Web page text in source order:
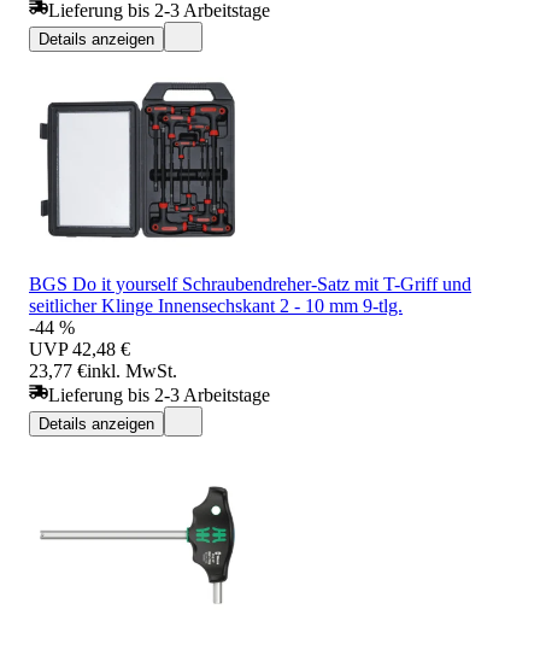
Lieferung bis 2-3 Arbeitstage
Details anzeigen
BGS Do it yourself Schraubendreher-Satz mit T-Griff und
seitlicher Klinge Innensechskant 2 - 10 mm 9-tlg.
-44 %
UVP 42,48 €
23,77 €inkl. MwSt.
Lieferung bis 2-3 Arbeitstage
Details anzeigen